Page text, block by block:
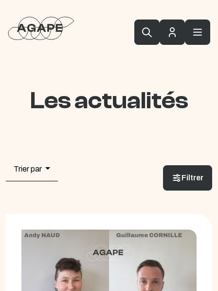
Les actualités
Trier par
Filtrer